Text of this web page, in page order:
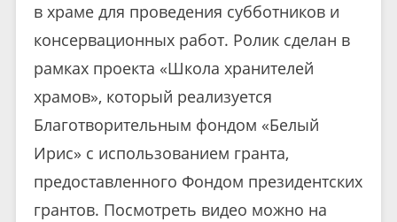
в храме для проведения субботников и
консервационных работ. Ролик сделан в
рамках проекта «Школа хранителей
храмов», который реализуется
Благотворительным фондом «Белый
Ирис» с использованием гранта,
предоставленного Фондом президентских
грантов. Посмотреть видео можно на